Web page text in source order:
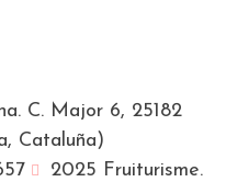
C. Major 6, 25182
Cataluña)
2025 Fruiturisme.